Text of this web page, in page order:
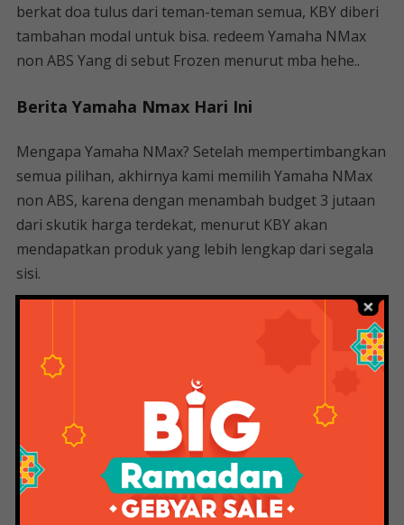
berkat doa tulus dari teman-teman semua, KBY diberi
tambahan modal untuk bisa. redeem Yamaha NMax
non ABS Yang di sebut Frozen menurut mba hehe..
Berita Yamaha Nmax Hari Ini
Mengapa Yamaha NMax? Setelah mempertimbangkan
semua pilihan, akhirnya kami memilih Yamaha NMax
non ABS, karena dengan menambah budget 3 jutaan
dari skutik harga terdekat, menurut KBY akan
mendapatkan produk yang lebih lengkap dari segala
sisi.
Yamaha NMax non ABS.
Hati-hati, jangan salah paham, hei. Namun dalam hal
Yamaha NMax, KBY memiliki pertimbangan tersendiri
tentunya setelah menguji NMax dengan ABS hingga
dua kali… Cek link dibawah ini…